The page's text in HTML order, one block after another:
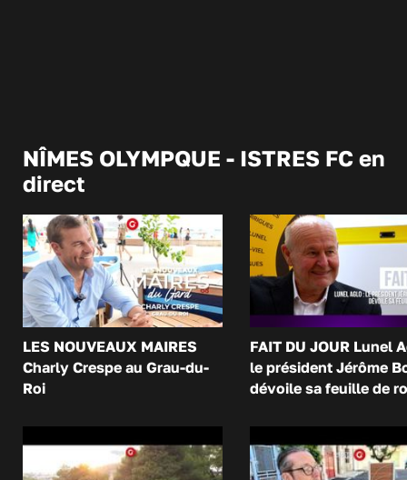
NÎMES OLYMPQUE - ISTRES FC en
direct
LES NOUVEAUX MAIRES
Charly Crespe au Grau-du-
Roi
FAIT DU JOUR Lunel
le président Jérôme
dévoile sa feuille de